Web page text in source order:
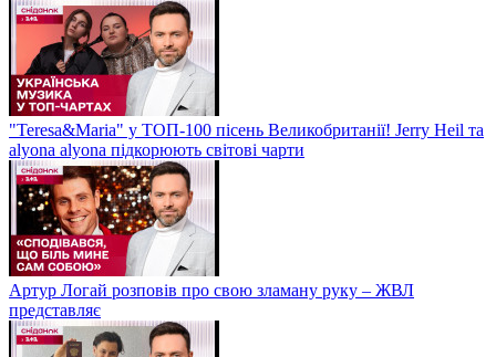
"Teresa&Maria" у ТОП-100 пісень Великобританії! Jerry Heil та
alyona alyona підкорюють світові чарти
Артур Логай розповів про свою зламану руку – ЖВЛ
представляє